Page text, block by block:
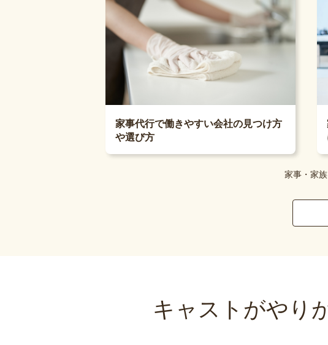
家事代行で働きやすい会社の見つけ方
や選び方
家事・家
キャストがやり